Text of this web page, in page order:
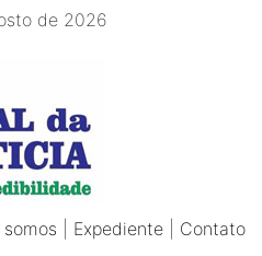
de 2026
Expediente Contato